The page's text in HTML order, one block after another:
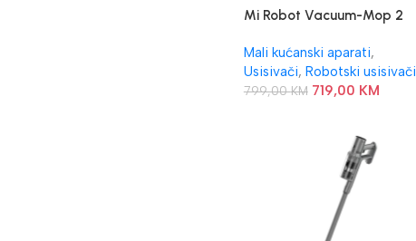
Mi Robot Vacuum-Mop 2
Mali kućanski aparati,
Usisivači, Robotski usisivači
799,00KM 719,00 KM